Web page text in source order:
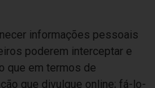
informações pessoais
poderem interceptar e
que em termos de
que divulgue online; fá-lo-